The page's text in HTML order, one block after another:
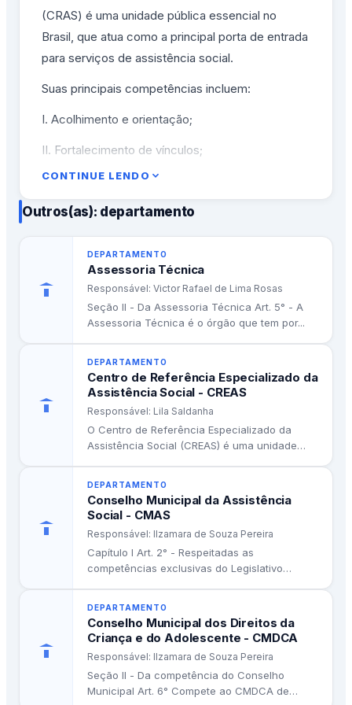
(CRAS) é uma unidade pública essencial no
Brasil, que atua como a principal porta de entrada
para serviços de assistência social.
Suas principais competências incluem:
I. Acolhimento e orientação;
II. Fortalecimento de vínculos;
III. Serviços de proteção social básica;
IV. Encaminhamento para benefícios.
CONTINUE LENDO
Outros(as): departamento
DEPARTAMENTO
Assessoria Técnica
Responsável: Victor Rafael de Lima Rosas
Seção II - Da Assessoria Técnica Art. 5° - A
Assessoria Técnica é o órgão que tem por...
DEPARTAMENTO
Centro de Referência Especializado da
Assistência Social - CREAS
Responsável: Lila Saldanha
O Centro de Referência Especializado da
Assistência Social (CREAS) é uma unidade
DEPARTAMENTO
Conselho Municipal da Assistência
Social - CMAS
Responsável: Ilzamara de Souza Pereira
Capítulo I Art. 2° - Respeitadas as
competências exclusivas do Legislativo
DEPARTAMENTO
Conselho Municipal dos Direitos da
Criança e do Adolescente - CMDCA
Responsável: Ilzamara de Souza Pereira
Seção II - Da competência do Conselho
Municipal Art. 6° Compete ao CMDCA de